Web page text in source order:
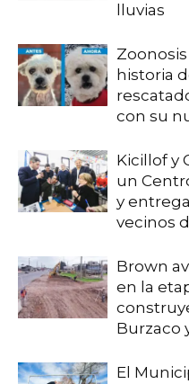
lluvias
historia
con su
Kicillof y
un
y
vecinos
Brown
en la
Burzaco
El